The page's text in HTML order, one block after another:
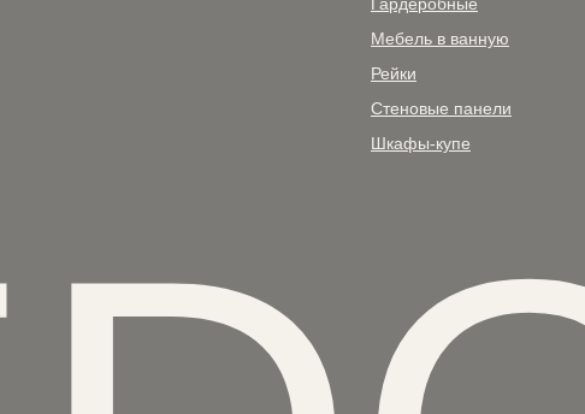
Рейки
Стеновые панели
Шкафы-купе
Мебель в ванную